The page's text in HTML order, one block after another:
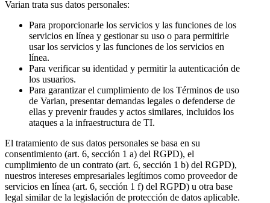
Varian trata sus datos personales:
Para proporcionarle los servicios y las funciones de los
servicios en línea y gestionar su uso o para permitirle
usar los servicios y las funciones de los servicios en
línea.
Para verificar su identidad y permitir la autenticación de
los usuarios.
Para garantizar el cumplimiento de los Términos de uso
de Varian, presentar demandas legales o defenderse de
ellas y prevenir fraudes y actos similares, incluidos los
ataques a la infraestructura de TI.
El tratamiento de sus datos personales se basa en su
consentimiento (art. 6, sección 1 a) del RGPD), el
cumplimiento de un contrato (art. 6, sección 1 b) del RGPD),
nuestros intereses empresariales legítimos como proveedor de
servicios en línea (art. 6, sección 1 f) del RGPD) u otra base
legal similar de la legislación de protección de datos aplicable.